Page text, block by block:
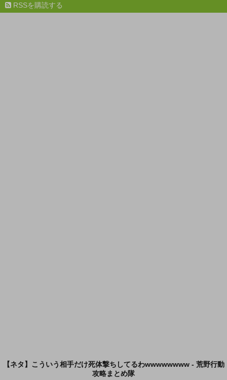
RSSを購読する
【ネタ】こういう相手だけ死体撃ちしてるわwwwwwwww - 荒野行動
攻略まとめ隊